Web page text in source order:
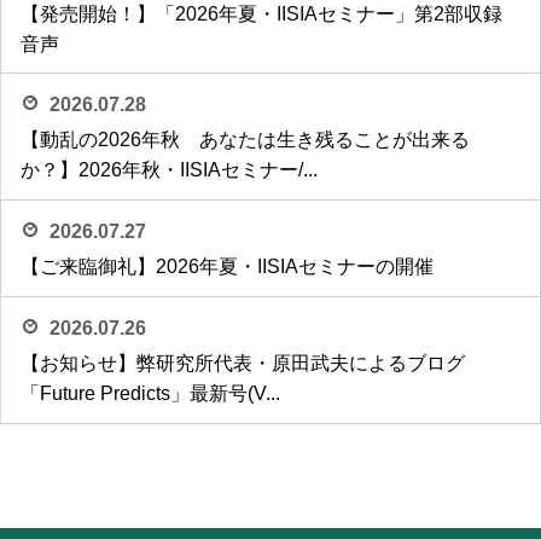
【発売開始！】「2026年夏・IISIAセミナー」第2部収録
音声
2026.07.28
【動乱の2026年秋 あなたは生き残ることが出来る
か？】2026年秋・IISIAセミナー/...
2026.07.27
【ご来臨御礼】2026年夏・IISIAセミナーの開催
2026.07.26
【お知らせ】弊研究所代表・原田武夫によるブログ
「Future Predicts」最新号(V...